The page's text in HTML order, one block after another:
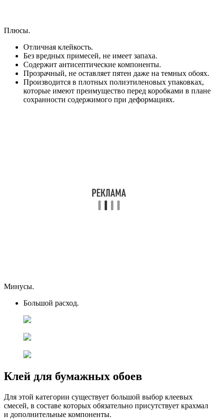
Плюсы.
Отличная клейкость.
Без вредных примесей, не имеет запаха.
Содержит антисептические компоненты.
Прозрачный, не оставляет пятен даже на темных обоях.
Производится в плотных полиэтиленовых упаковках,
которые имеют преимущество перед коробками в плане
сохранности содержимого при деформациях.
Минусы.
Большой расход.
Клей для бумажных обоев
Для этой категории существует большой выбор клеевых
смесей, в составе которых обязательно присутствует крахмал
и дополнительные компоненты.